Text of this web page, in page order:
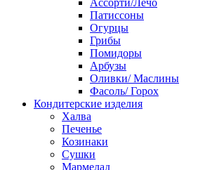
Ассорти/Лечо
Патиссоны
Огурцы
Грибы
Помидоры
Арбузы
Оливки/ Маслины
Фасоль/ Горох
Кондитерские изделия
Халва
Печенье
Козинаки
Сушки
Мармелад